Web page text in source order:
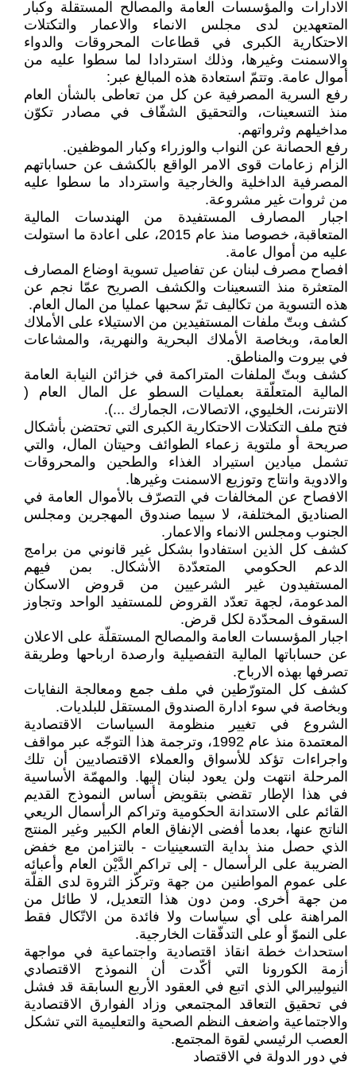
الادارات والمؤسسات العامة والمصالح المستقلة وكبار
المتعهدين لدى مجلس الانماء والاعمار والتكتلات
الاحتكارية الكبرى في قطاعات المحروقات والدواء
والاسمنت وغيرها، وذلك استردادا لما سطوا عليه من
أموال عامة. وتتمّ استعادة هذه المبالغ عبر:
رفع السرية المصرفية عن كل من تعاطى بالشأن العام
منذ التسعينات، والتحقيق الشفّاف في مصادر تكوّن
مداخيلهم وثرواتهم.
رفع الحصانة عن النواب والوزراء وكبار الموظفين.
الزام زعامات قوى الامر الواقع بالكشف عن حساباتهم
المصرفية الداخلية والخارجية واسترداد ما سطوا عليه
من ثروات غير مشروعة.
اجبار المصارف المستفيدة من الهندسات المالية
المتعاقبة، خصوصا منذ عام 2015، على اعادة ما استولت
عليه من أموال عامة.
افصاح مصرف لبنان عن تفاصيل تسوية اوضاع المصارف
المتعثرة منذ التسعينات والكشف الصريح عمّا نجم عن
هذه التسوية من تكاليف تمّ سحبها عمليا من المال العام.
كشف وبتّ ملفات المستفيدين من الاستيلاء على الأملاك
العامة، وبخاصة الأملاك البحرية والنهرية، والمشاعات
في بيروت والمناطق.
كشف وبتّ الملفات المتراكمة في خزائن النيابة العامة
المالية المتعلّقة بعمليات السطو عل المال العام (
الانترنت، الخليوي، الاتصالات، الجمارك ...).
فتح ملف التكتلات الاحتكارية الكبرى التي تحتضن بأشكال
صريحة أو ملتوية زعماء الطوائف وحيتان المال، والتي
تشمل ميادين استيراد الغذاء والطحين والمحروقات
والادوية وانتاج وتوزيع الاسمنت وغيرها.
الافصاح عن المخالفات في التصرّف بالأموال العامة في
الصناديق المختلفة، لا سيما صندوق المهجرين ومجلس
الجنوب ومجلس الانماء والاعمار.
كشف كل الذين استفادوا بشكل غير قانوني من برامج
الدعم الحكومي المتعدّدة الأشكال. بمن فيهم
المستفيدون غير الشرعيين من قروض الاسكان
المدعومة، لجهة تعدّد القروض للمستفيد الواحد وتجاوز
السقوف المحدّدة لكل قرض.
اجبار المؤسسات العامة والمصالح المستقلّة على الاعلان
عن حساباتها المالية التفصيلية وارصدة ارباحها وطريقة
تصرفها بهذه الارباح.
كشف كل المتورّطين في ملف جمع ومعالجة النفايات
وبخاصة في سوء ادارة الصندوق المستقل للبلديات.
الشروع في تغيير منظومة السياسات الاقتصادية
المعتمدة منذ عام 1992، وترجمة هذا التوجّه عبر مواقف
واجراءات تؤكد للأسواق والعملاء الاقتصاديين أن تلك
المرحلة انتهت ولن يعود لبنان إليها. والمهمّة الأساسية
في هذا الإطار تقضي بتقويض أساس النموذج القديم
القائم على الاستدانة الحكومية وتراكم الرأسمال الريعي
الناتج عنها، بعدما أفضى الإنفاق العام الكبير وغير المنتج
الذي حصل منذ بداية التسعينيات - بالتزامن مع خفض
الضريبة على الرأسمال - إلى تراكم الدَّيْن العام وأعبائه
على عموم المواطنين من جهة وتركّز الثروة لدى القلّة
من جهة أخرى. ومن دون هذا التعديل، لا طائل من
المراهنة على أي سياسات ولا فائدة من الاتّكال فقط
على النموّ أو على التدفّقات الخارجية.
استحداث خطة انقاذ اقتصادية واجتماعية في مواجهة
أزمة الكورونا التي أكّدت أن النموذج الاقتصادي
النيوليبرالي الذي اتبع في العقود الأربع السابقة قد فشل
في تحقيق التعاقد المجتمعي وزاد الفوارق الاقتصادية
والاجتماعية واضعف النظم الصحية والتعليمية التي تشكل
العصب الرئيسي لقوة المجتمع.
في دور الدولة في الاقتصاد